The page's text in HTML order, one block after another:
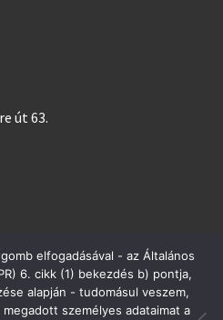
GLS minden nap!
út 63.
elfogadásával - az Általános
6. cikk (1) bekezdés b) pontja,
alapján - tudomásul veszem,
személyes adataimat a